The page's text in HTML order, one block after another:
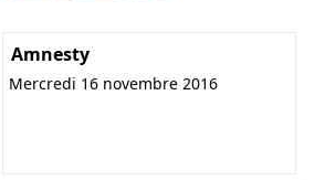
Amnesty
Mercredi 16 novembre 2016